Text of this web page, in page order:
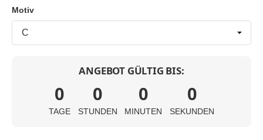
Motiv
Motiv
ANGEBOT GÜLTIG BIS:
0
TAGE
0
STUNDEN
0
MINUTEN
0
SEKUNDEN